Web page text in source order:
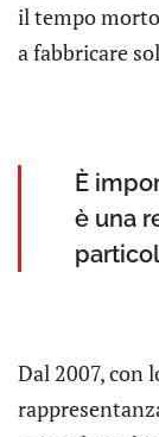
il tempo
a fabbricare
È
è una
Dal 2007, con